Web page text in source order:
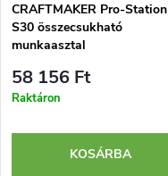
CRAFTMAKER Pro-Station
S30 összecsukható
munkaasztal
58 156 Ft
Raktáron
KOSÁRBA